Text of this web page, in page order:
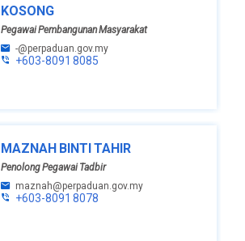
KOSONG
Pegawai Pembangunan Masyarakat
-@perpaduan.gov.my
+603-8091 8085
MAZNAH BINTI TAHIR
Penolong Pegawai Tadbir
maznah@perpaduan.gov.my
+603-8091 8078